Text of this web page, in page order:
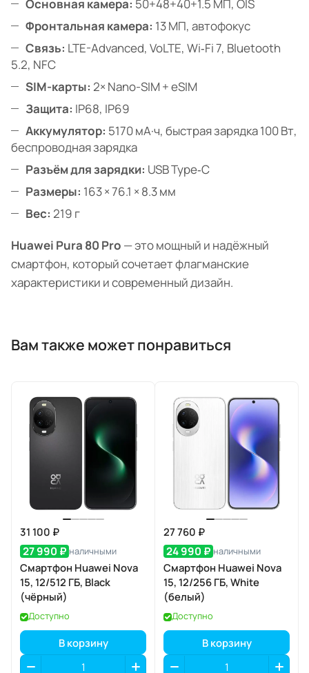
Основная камера: 50+48+40+1.5 МП, OIS
Фронтальная камера: 13 МП, автофокус
Связь: LTE-Advanced, VoLTE, Wi‑Fi 7, Bluetooth
5.2, NFC
SIM-карты: 2× Nano-SIM + eSIM
Защита: IP68, IP69
Аккумулятор: 5170 мА·ч, быстрая зарядка 100 Вт,
беспроводная зарядка
Разъём для зарядки: USB Type‑C
Размеры: 163 × 76.1 × 8.3 мм
Вес: 219 г
Huawei Pura 80 Pro — это мощный и надёжный
смартфон, который сочетает флагманские
характеристики и современный дизайн.
Вам также может понравиться
31 100 ₽
27 990 ₽ наличными
Смартфон Huawei Nova
15, 12/512 ГБ, Black
(чёрный)
Доступно
В корзину
27 760 ₽
24 990 ₽ наличными
Смартфон Huawei Nova
15, 12/256 ГБ, White
(белый)
Доступно
В корзину